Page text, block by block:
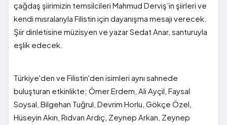
çağdaş şiirimizin temsilcileri Mahmud Derviş’in şiirleri ve
kendi mısralarıyla Filistin için dayanışma mesajı verecek.
Şiir dinletisine müzisyen ve yazar Sedat Anar, santuruyla
eşlik edecek.
Türkiye'den ve Filistin'den isimleri aynı sahnede
buluşturan etkinlikte; Ömer Erdem, Ali Ayçil, Faysal
Soysal, Bilgehan Tuğrul, Devrim Horlu, Gökçe Özel,
Hüseyin Akın, Rıdvan Ardıç, Zeynep Arkan, Zeynep